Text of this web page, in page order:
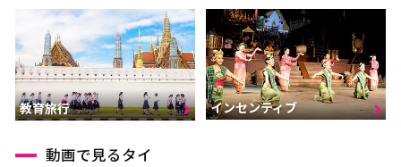
教育旅行 インセンティブ
動画で見るタイ